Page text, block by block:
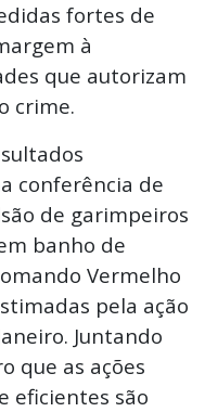
fortes de
à
que autorizam
crime.
conferência de
de garimpeiros
banho de
Vermelho
pela ação
Juntando
que as ações
eficientes são